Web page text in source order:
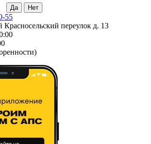
55
Красносельский переулок д. 13